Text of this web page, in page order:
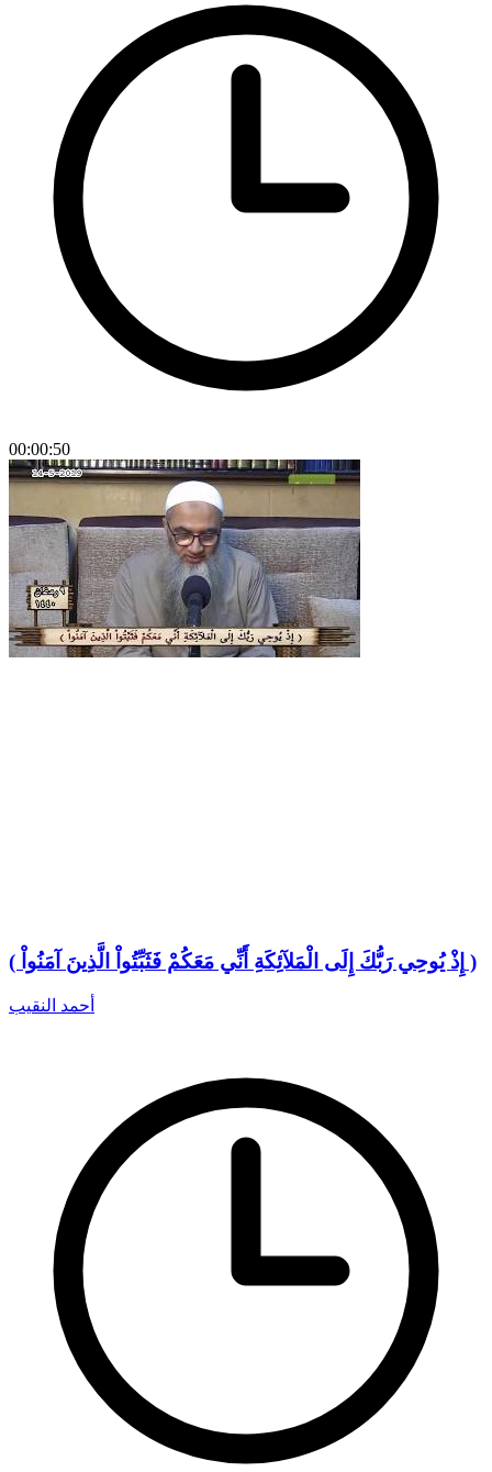
00:00:50
( إِذْ يُوحِي رَبُّكَ إِلَى الْمَلآئِكَةِ أَنِّي مَعَكُمْ فَثَبِّتُواْ الَّذِينَ آمَنُواْ )
أحمد النقيب